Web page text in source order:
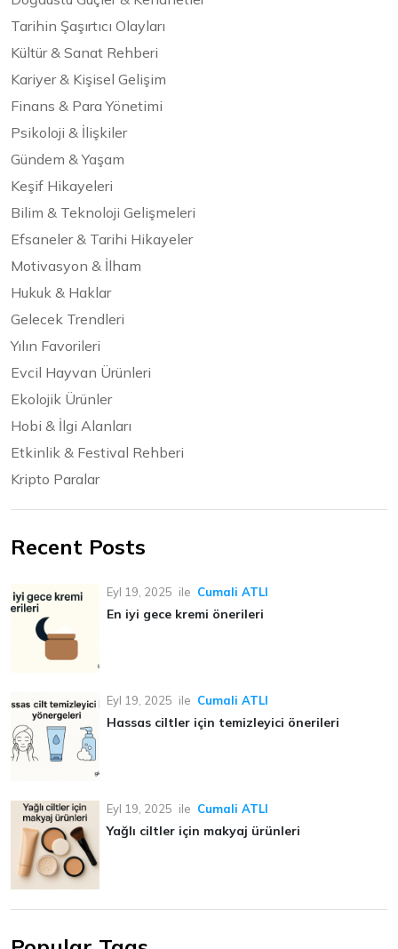
Tarihin Şaşırtıcı Olayları
Kültür & Sanat Rehberi
Kariyer & Kişisel Gelişim
Finans & Para Yönetimi
Psikoloji & İlişkiler
Gündem & Yaşam
Keşif Hikayeleri
Bilim & Teknoloji Gelişmeleri
Efsaneler & Tarihi Hikayeler
Motivasyon & İlham
Hukuk & Haklar
Gelecek Trendleri
Yılın Favorileri
Evcil Hayvan Ürünleri
Ekolojik Ürünler
Hobi & İlgi Alanları
Etkinlik & Festival Rehberi
Kripto Paralar
Recent Posts
Eyl 19, 2025 ile Cumali ATLI
En iyi gece kremi önerileri
Eyl 19, 2025 ile Cumali ATLI
Hassas ciltler için temizleyici önerileri
Eyl 19, 2025 ile Cumali ATLI
Yağlı ciltler için makyaj ürünleri